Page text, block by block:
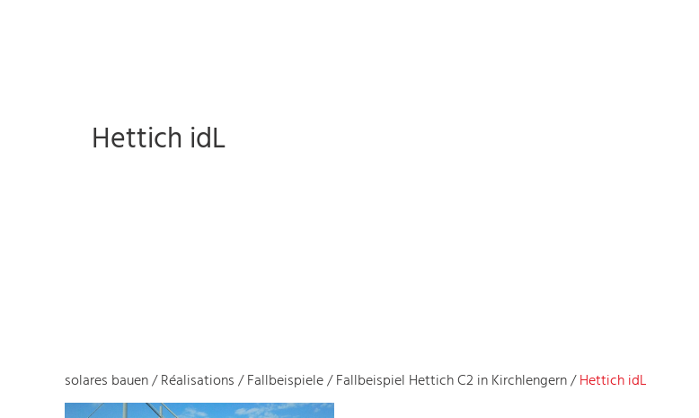
Hettich idL
solares bauen/Réalisations/Fallbeispiele/Fallbeispiel Hettich C2 in Kirchlengern/Hettich idL